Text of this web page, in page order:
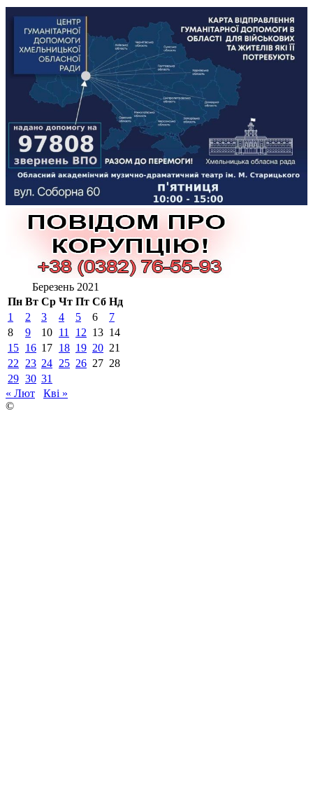
Березень 2021
Пн Вт Ср Чт Пт Сб Нд
1
2 3 4 5 6
7
8
9 10 11 12 13 14
15 16 17 18 19 20 21
22 23 24 25 26 27 28
29 30 31
« Лют
Кві »
©